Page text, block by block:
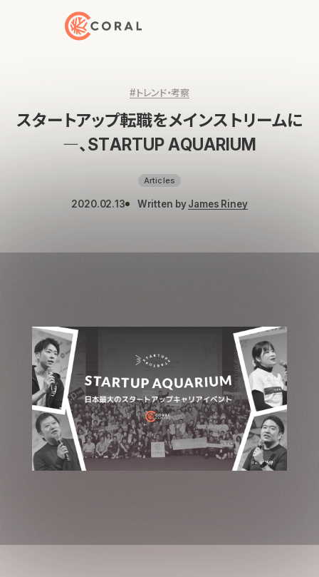
トップページへ戻る
#トレンド・考察
スタートアップ転職をメインストリームに
―、STARTUP AQUARIUM
Articles
2020.02.13 Written byJames Riney